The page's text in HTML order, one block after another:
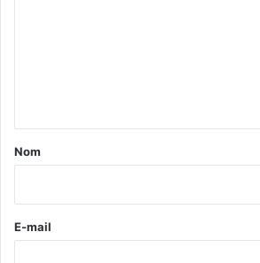
a
e
Nom
E-mail